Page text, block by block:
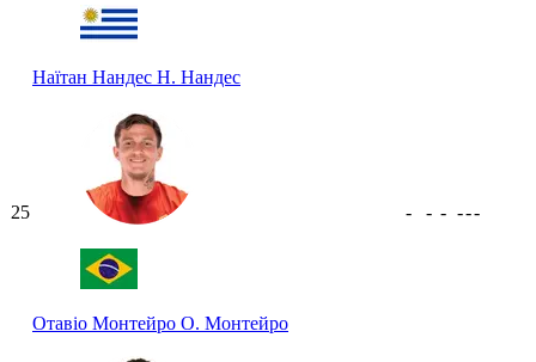
Наїтан Нандес Н. Нандес
25
Отавіо Монтейро О. Монтейро
- - - ---